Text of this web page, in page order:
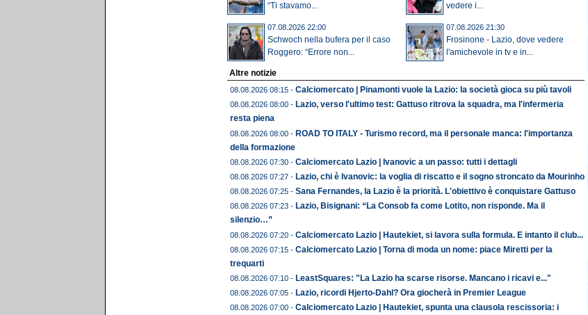
“Ti stavamo...
vedere i...
07.08.2026 22:00
Schwoch nella bufera per il caso
Roggero: “Errore non...
07.08.2026 21:30
Frosinone - Lazio, dove vedere
l'amichevole in tv e in...
Altre notizie
08.08.2026 08:15 - Calciomercato | Pinamonti vuole la Lazio: la società gioca su più tavoli
08.08.2026 08:00 - Lazio, verso l'ultimo test: Gattuso ritrova la squadra, ma l'infermeria
resta piena
08.08.2026 08:00 - ROAD TO ITALY - Turismo record, ma il personale manca: l'importanza
della formazione
08.08.2026 07:30 - Calciomercato Lazio | Ivanovic a un passo: tutti i dettagli
08.08.2026 07:27 - Lazio, chi è Ivanovic: la voglia di riscatto e il sogno stroncato da Mourinho
08.08.2026 07:25 - Sana Fernandes, la Lazio è la priorità. L'obiettivo è conquistare Gattuso
08.08.2026 07:23 - Lazio, Bisignani: “La Consob fa come Lotito, non risponde. Ma il
silenzio…”
08.08.2026 07:20 - Calciomercato Lazio | Hautekiet, si lavora sulla formula. E intanto il club...
08.08.2026 07:15 - Calciomercato Lazio | Torna di moda un nome: piace Miretti per la
trequarti
08.08.2026 07:10 - LeastSquares: "La Lazio ha scarse risorse. Mancano i ricavi e..."
08.08.2026 07:05 - Lazio, ricordi Hjerto-Dahl? Ora giocherà in Premier League
08.08.2026 07:00 - Calciomercato Lazio | Hautekiet, spunta una clausola rescissoria: i